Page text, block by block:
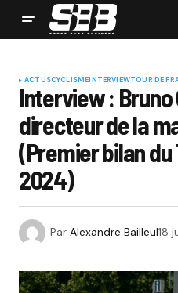
ACTUSCYCLISMEINTERVIEWTOUR DE
Interview : Bruno
directeur de la
(Premier bilan du
2024)
Par Alexandre Bailleul18